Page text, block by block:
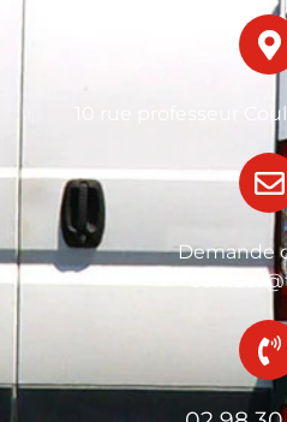
10 rue professeur
Demande